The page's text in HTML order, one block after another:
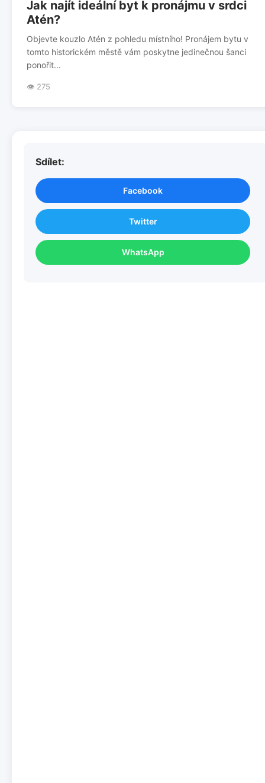
Jak najít ideální byt k pronájmu v srdci
Atén?
Objevte kouzlo Atén z pohledu místního! Pronájem bytu v
tomto historickém městě vám poskytne jedinečnou šanci
ponořit...
👁️ 275
Sdílet:
Facebook
Twitter
WhatsApp